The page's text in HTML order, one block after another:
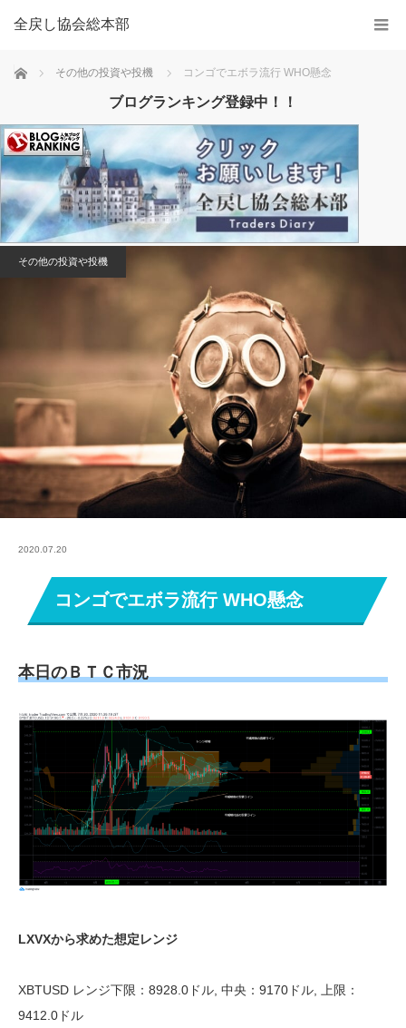
全戻し協会総本部
Home その他の投資や投機 コンゴでエボラ流行 WHO懸念
ブログランキング登録中！！
その他の投資や投機
2020.07.20
コンゴでエボラ流行 WHO懸念
本日のＢＴＣ市況
LXVXから求めた想定レンジ
XBTUSD レンジ下限：8928.0ドル, 中央：9170ドル, 上限：
9412.0ドル